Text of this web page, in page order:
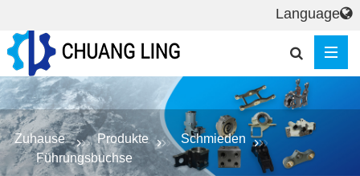
Zuhause Produkte
Schmieden
Führungsbuchse
Language